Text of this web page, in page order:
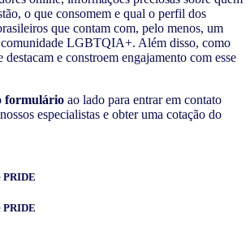
o que consomem e qual o perfil dos
que contam com, pelo menos, um
LGBTQIA+. Além disso, como
destacam e constroem engajamento com esse
formulário ao lado para entrar em contato
especialistas e obter uma cotação do
PRIDE
PRIDE